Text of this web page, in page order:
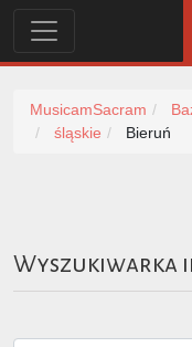
MusicamSacram
śląskie
Bieruń
Wyszukiwarka